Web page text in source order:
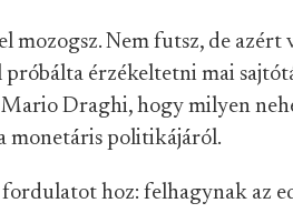
mozogsz. Nem futsz, de azért
próbálta érzékeltetni mai
Draghi, hogy milyen
monetáris politikájáról.
hoz: felhagynak az